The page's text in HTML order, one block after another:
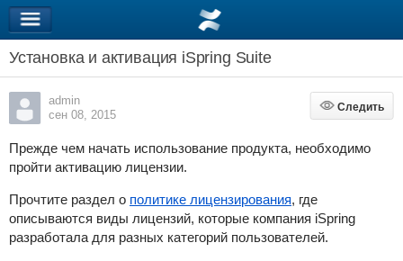
Установка и активация iSpring Suite
admin
сен 08, 2015
Следить
Следить
Прежде чем начать использование продукта, необходимо
пройти активацию лицензии.
Прочтите раздел о политике лицензирования, где
описываются виды лицензий, которые компания iSpring
разработала для разных категорий пользователей.